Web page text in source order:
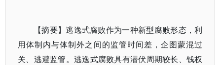
【摘要】逃逸式腐败作为一种新型腐败形态，利
用体制内与体制外之间的监管时间差，企图蒙混过
关、逃避监管。逃逸式腐败具有潜伏周期较长、钱权